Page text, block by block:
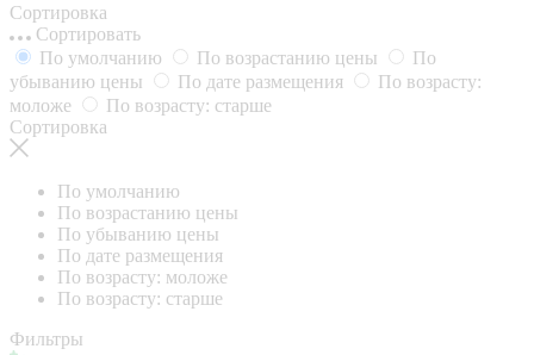
Сортировка
Сортировать
По умолчанию
По возрастанию цены
По
убыванию цены
По дате размещения
По возрасту:
моложе
По возрасту: старше
Сортировка
По умолчанию
По возрастанию цены
По убыванию цены
По дате размещения
По возрасту: моложе
По возрасту: старше
Фильтры